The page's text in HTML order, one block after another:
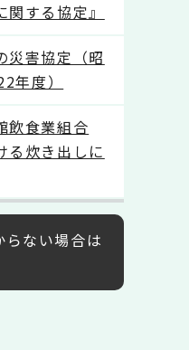
する協定』
災害協定（昭
年度）
飲食業組合
る炊き出しに
らない場合は